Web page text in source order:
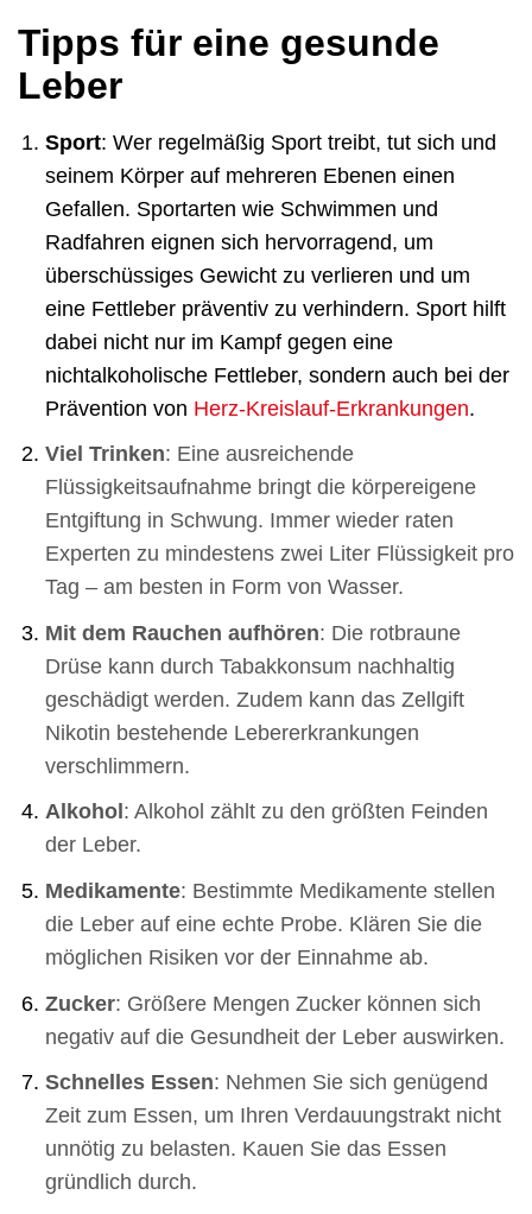
Tipps für eine gesunde
Leber
Sport: Wer regelmäßig Sport treibt, tut sich und
seinem Körper auf mehreren Ebenen einen
Gefallen. Sportarten wie Schwimmen und
Radfahren eignen sich hervorragend, um
überschüssiges Gewicht zu verlieren und um
eine Fettleber präventiv zu verhindern. Sport hilft
dabei nicht nur im Kampf gegen eine
nichtalkoholische Fettleber, sondern auch bei der
Prävention von Herz-Kreislauf-Erkrankungen.
Viel Trinken: Eine ausreichende
Flüssigkeitsaufnahme bringt die körpereigene
Entgiftung in Schwung. Immer wieder raten
Experten zu mindestens zwei Liter Flüssigkeit pro
Tag – am besten in Form von Wasser.
Mit dem Rauchen aufhören: Die rotbraune
Drüse kann durch Tabakkonsum nachhaltig
geschädigt werden. Zudem kann das Zellgift
Nikotin bestehende Lebererkrankungen
verschlimmern.
Alkohol : Alkohol zählt zu den größten Feinden
der Leber.
Medikamente: Bestimmte Medikamente stellen
die Leber auf eine echte Probe. Klären Sie die
möglichen Risiken vor der Einnahme ab.
Zucker: Größere Mengen Zucker können sich
negativ auf die Gesundheit der Leber auswirken.
Schnelles Essen: Nehmen Sie sich genügend
Zeit zum Essen, um Ihren Verdauungstrakt nicht
unnötig zu belasten. Kauen Sie das Essen
gründlich durch.